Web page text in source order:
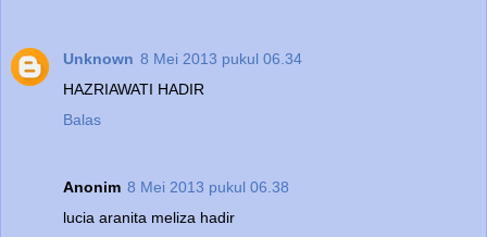
Unknown 8 Mei 2013 pukul 06.34
HAZRIAWATI HADIR
Balas
Anonim 8 Mei 2013 pukul 06.38
lucia aranita meliza hadir